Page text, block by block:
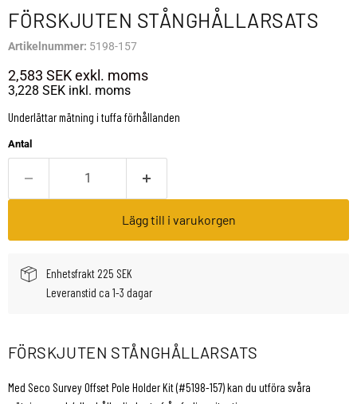
FÖRSKJUTEN STÅNGHÅLLARSATS
Artikelnummer: 5198-157
2,583 SEKexkl. moms
3,228 SEK inkl. moms
Underlättar mätning i tuffa förhållanden
Antal
Lägg till i varukorgen
Enhetsfrakt 225 SEK
Leveranstid ca 1-3 dagar
FÖRSKJUTEN STÅNGHÅLLARSATS
Med Seco Survey Offset Pole Holder Kit (#5198-157) kan du utföra svåra